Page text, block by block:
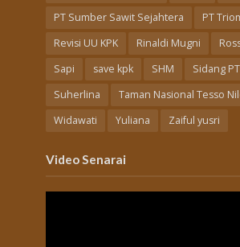
PT Sumber Sawit Sejahtera
PT
Revisi UU KPK
Rinaldi Mugni
Sapi
save kpk SHM
Sidang
Suherlina
Taman Nasional Tesso
Widawati
Yuliana Zaiful yusri
Video Senarai